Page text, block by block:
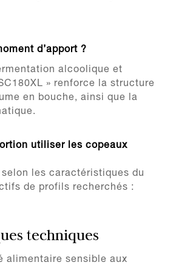
d’apport ?
alcoolique et
» renforce la structure
en bouche, ainsi que la
utiliser les copeaux
selon les caractéristiques du
de profils recherchés :
techniques
alimentaire sensible aux